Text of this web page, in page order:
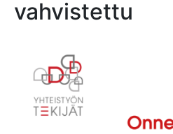
vahvistettu